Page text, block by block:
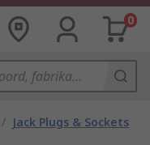
0
/ Jack Plugs & Sockets